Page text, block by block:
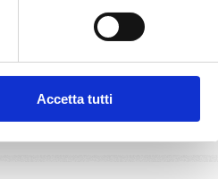
Accetta tutti